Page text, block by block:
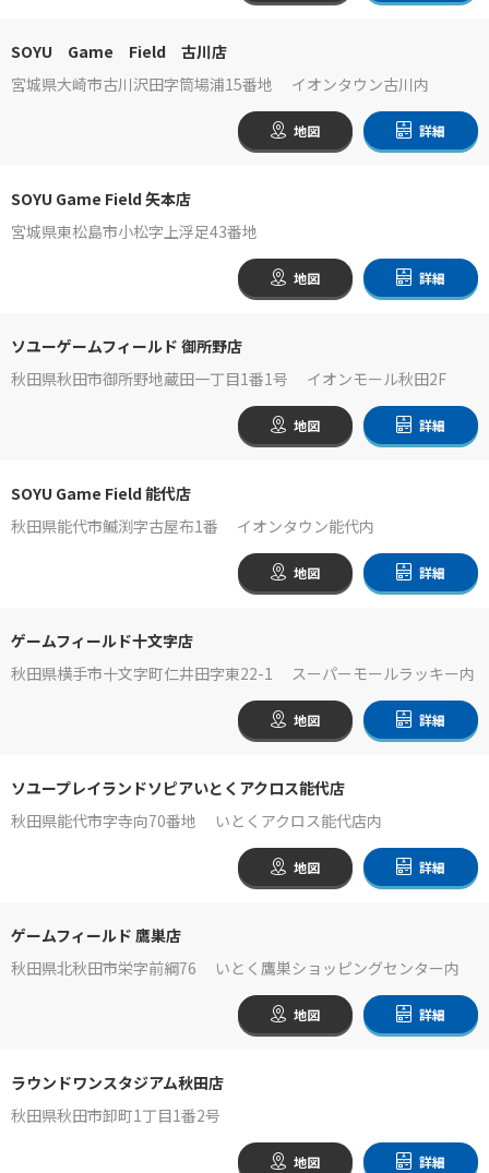
SOYU Game Field 古川店
宮城県大崎市古川沢田字筒場浦15番地 イオンタウン古川内
地図 詳細
SOYU Game Field 矢本店
宮城県東松島市小松字上浮足43番地
地図 詳細
ソユーゲームフィールド 御所野店
秋田県秋田市御所野地蔵田一丁目1番1号 イオンモール秋田2F
地図 詳細
SOYU Game Field 能代店
秋田県能代市鰄渕字古屋布1番 イオンタウン能代内
地図 詳細
ゲームフィールド十文字店
秋田県横手市十文字町仁井田字東22-1 スーパーモールラッキー内
地図 詳細
ソユープレイランドソピアいとくアクロス能代店
秋田県能代市字寺向70番地 いとくアクロス能代店内
地図 詳細
ゲームフィールド 鷹巣店
秋田県北秋田市栄字前綱76 いとく鷹巣ショッピングセンター内
地図 詳細
ラウンドワンスタジアム秋田店
秋田県秋田市卸町1丁目1番2号
地図 詳細